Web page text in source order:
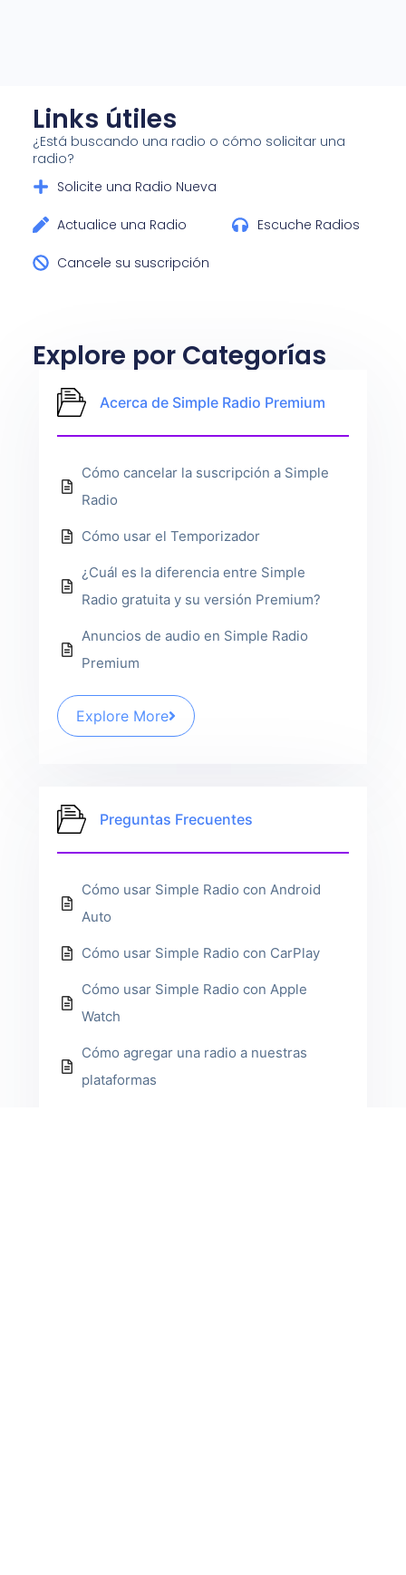
Links útiles
¿Está buscando una radio o cómo solicitar una
radio?
Solicite una Radio Nueva
Actualice una Radio Escuche Radios
Cancele su suscripción
Explore por Categorías
Acerca de Simple Radio Premium
Cómo cancelar la suscripción a Simple
Radio
Cómo usar el Temporizador
¿Cuál es la diferencia entre Simple
Radio gratuita y su versión Premium?
Anuncios de audio en Simple Radio
Premium
Explore More
Preguntas Frecuentes
Cómo usar Simple Radio con Android
Auto
Cómo usar Simple Radio con CarPlay
Cómo usar Simple Radio con Apple
Watch
Cómo agregar una radio a nuestras
plataformas